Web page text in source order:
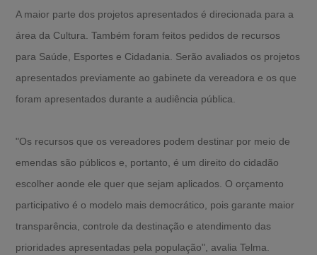
A maior parte dos projetos apresentados é direcionada para a
área da Cultura. Também foram feitos pedidos de recursos
para Saúde, Esportes e Cidadania. Serão avaliados os projetos
apresentados previamente ao gabinete da vereadora e os que
foram apresentados durante a audiência pública.
"Os recursos que os vereadores podem destinar por meio de
emendas são públicos e, portanto, é um direito do cidadão
escolher aonde ele quer que sejam aplicados. O orçamento
participativo é o modelo mais democrático, pois garante maior
transparência, controle da destinação e atendimento das
prioridades apresentadas pela população", avalia Telma.